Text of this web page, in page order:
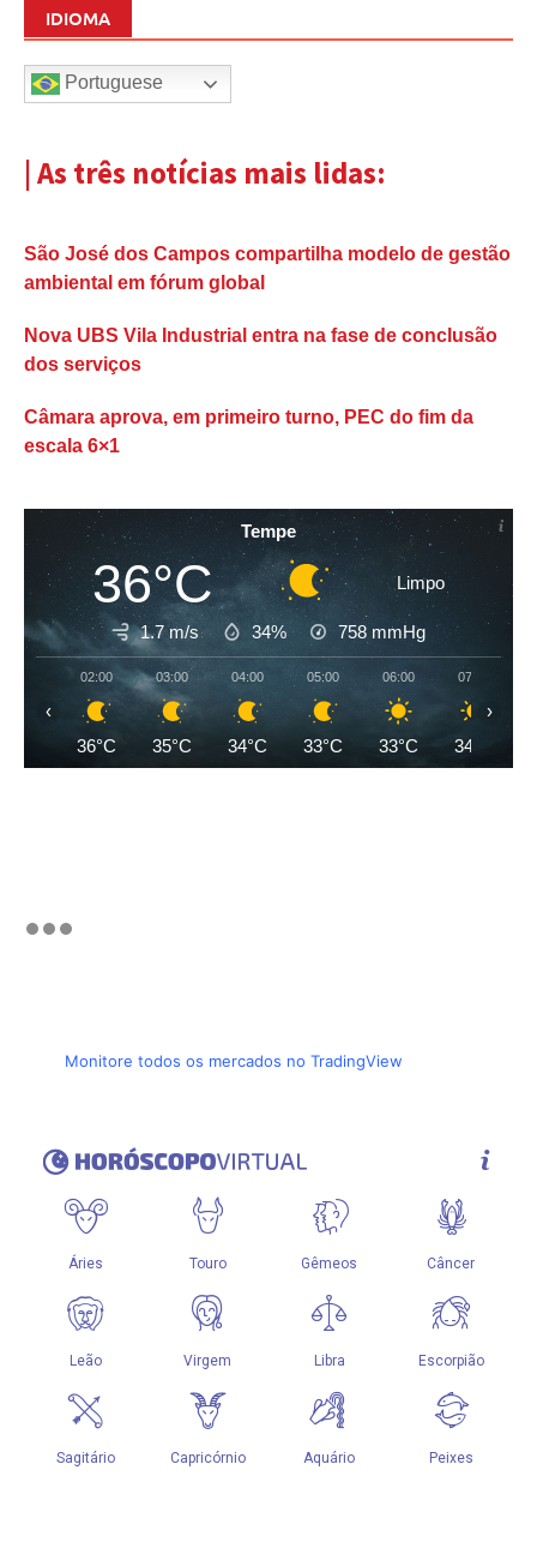
IDIOMA
Portuguese
| As três notícias mais lidas:
São José dos Campos compartilha modelo de gestão
ambiental em fórum global
Nova UBS Vila Industrial entra na fase de conclusão
dos serviços
Câmara aprova, em primeiro turno, PEC do fim da
escala 6×1
Tempe
36°C Limpo
1.7 m/s 34% 758 mmHg
02:00
36°C
03:00
35°C
04:00
34°C
05:00
33°C
06:00
33°C
07:00
34°C
‹ ›
Monitore todos os mercados no TradingView